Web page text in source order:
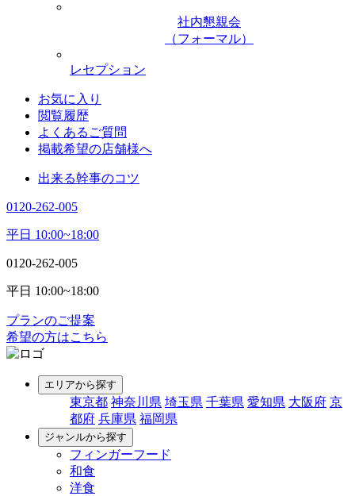
社内懇親会
（フォーマル）
レセプション
お気に入り
閲覧履歴
よくあるご質問
掲載希望の店舗様へ
出来る幹事のコツ
0120-262-005
平日 10:00~18:00
0120-262-005
平日 10:00~18:00
プランのご提案
希望の方はこちら
エリアから探す
東京都 神奈川県 埼玉県 千葉県 愛知県 大阪府 京
都府 兵庫県 福岡県
ジャンルから探す
フィンガーフード
和食
洋食